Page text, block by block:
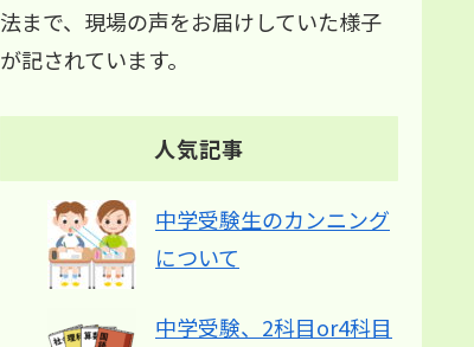
法まで、現場の声をお届けしていた様子
が記されています。
人気記事
中学受験生のカンニング
について
中学受験、2科目or4科目